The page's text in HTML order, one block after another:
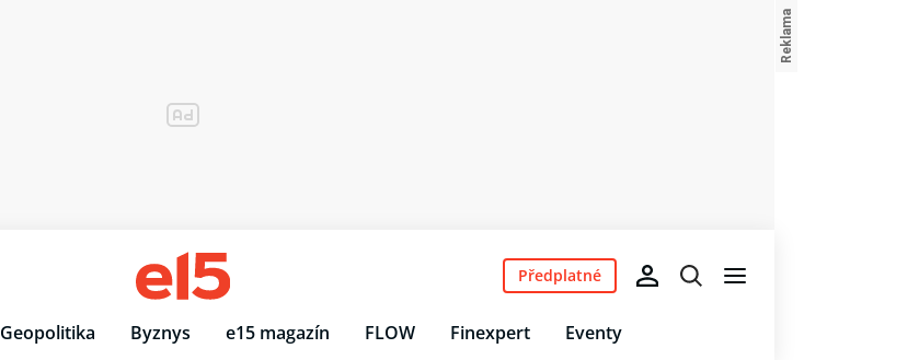
Geopolitika Byznys e15 magazín FLOW Finexpert Eventy
Předplatné